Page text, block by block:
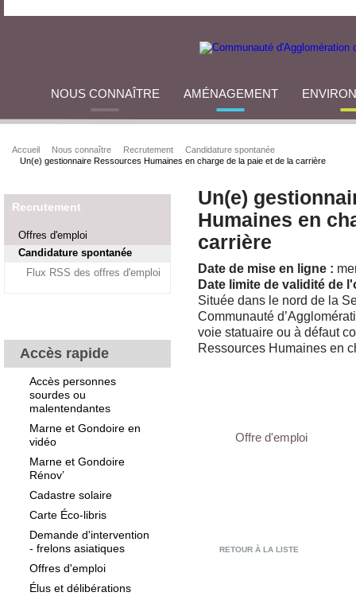
NOUS CONNAÎTRE AMÉNAGEMENT
Accueil Nous connaître Recrutement
Candidature spontanée
Un(e) gestionnaire Ressources Humaines en charge de la paie et de la carrière
Recrutement
Offres d'emploi
Candidature spontanée
Flux RSS des offres d'emploi
Accès rapide
Accès personnes
sourdes ou
malentendantes
Marne et Gondoire en
vidéo
Marne et Gondoire
Rénov’
Cadastre solaire
Carte Éco-libris
Demande d'intervention
- frelons asiatiques
Offres d'emploi
Élus et délibérations
Un(e)
Humaines en
carrière
Date de mise en ligne :
Date limite de validité de
Située dans le nord de la
Communauté
voie statuaire ou à défaut
Ressources Humaines en
Offre d'emploi
RETOUR À LA LISTE